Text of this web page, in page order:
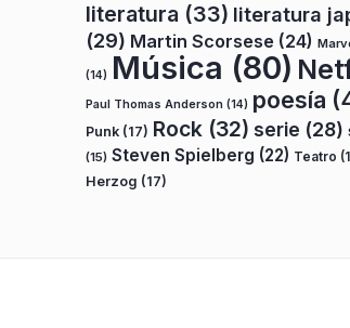
literatura (33) literatura
(29) Martin Scorsese (24)
(14) Música (80)
Paul Thomas Anderson (14) poesía
Punk (17) Rock (32) serie (28)
(15) Steven Spielberg (22) Teatro
Herzog (17)